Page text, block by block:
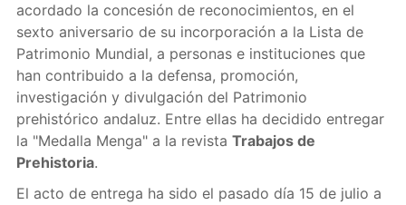
acordado la concesión de reconocimientos, en el
sexto aniversario de su incorporación a la Lista de
Patrimonio Mundial, a personas e instituciones que
han contribuido a la defensa, promoción,
investigación y divulgación del Patrimonio
prehistórico andaluz. Entre ellas ha decidido entregar
la "Medalla Menga" a la revista Trabajos de
Prehistoria.
El acto de entrega ha sido el pasado día 15 de julio a